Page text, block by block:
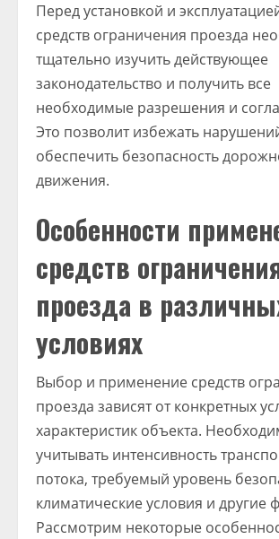
Перед установкой и
средств ограничения проезда
тщательно изучить действующее
законодательство и получить все
необходимые разрешения и
Это позволит избежать
обеспечить безопасность
движения.
Особенности
средств
проезда в
условиях
Выбор и применение средств
проезда зависят от конкретных
характеристик объекта.
учитывать интенсивность
потока, требуемый уровень
климатические условия и другие
Рассмотрим некоторые